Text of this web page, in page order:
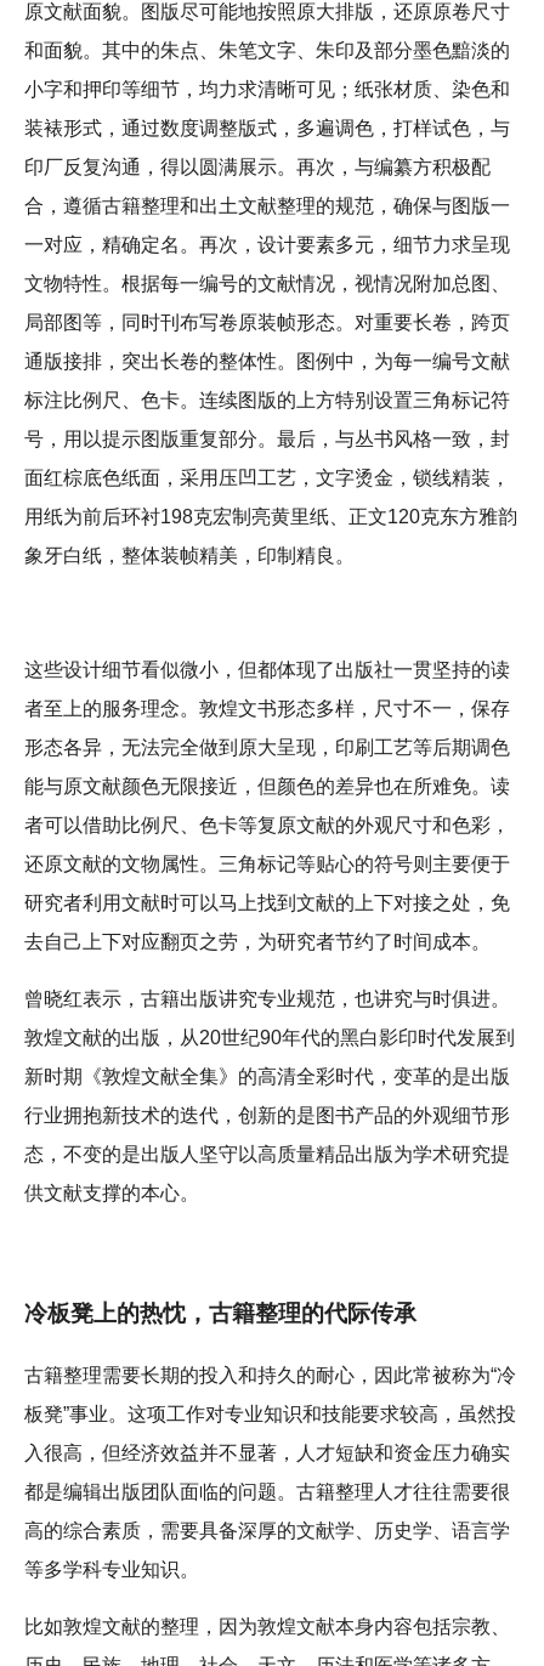
原文献面貌。图版尽可能地按照原大排版，还原原卷尺寸
和面貌。其中的朱点、朱笔文字、朱印及部分墨色黯淡的
小字和押印等细节，均力求清晰可见；纸张材质、染色和
装裱形式，通过数度调整版式，多遍调色，打样试色，与
印厂反复沟通，得以圆满展示。再次，与编纂方积极配
合，遵循古籍整理和出土文献整理的规范，确保与图版一
一对应，精确定名。再次，设计要素多元，细节力求呈现
文物特性。根据每一编号的文献情况，视情况附加总图、
局部图等，同时刊布写卷原装帧形态。对重要长卷，跨页
通版接排，突出长卷的整体性。图例中，为每一编号文献
标注比例尺、色卡。连续图版的上方特别设置三角标记符
号，用以提示图版重复部分。最后，与丛书风格一致，封
面红棕底色纸面，采用压凹工艺，文字烫金，锁线精装，
用纸为前后环衬198克宏制亮黄里纸、正文120克东方雅韵
象牙白纸，整体装帧精美，印制精良。
这些设计细节看似微小，但都体现了出版社一贯坚持的读
者至上的服务理念。敦煌文书形态多样，尺寸不一，保存
形态各异，无法完全做到原大呈现，印刷工艺等后期调色
能与原文献颜色无限接近，但颜色的差异也在所难免。读
者可以借助比例尺、色卡等复原文献的外观尺寸和色彩，
还原文献的文物属性。三角标记等贴心的符号则主要便于
研究者利用文献时可以马上找到文献的上下对接之处，免
去自己上下对应翻页之劳，为研究者节约了时间成本。
曾晓红表示，古籍出版讲究专业规范，也讲究与时俱进。
敦煌文献的出版，从20世纪90年代的黑白影印时代发展到
新时期《敦煌文献全集》的高清全彩时代，变革的是出版
行业拥抱新技术的迭代，创新的是图书产品的外观细节形
态，不变的是出版人坚守以高质量精品出版为学术研究提
供文献支撑的本心。
冷板凳上的热忱，古籍整理的代际传承
古籍整理需要长期的投入和持久的耐心，因此常被称为“冷
板凳”事业。这项工作对专业知识和技能要求较高，虽然投
入很高，但经济效益并不显著，人才短缺和资金压力确实
都是编辑出版团队面临的问题。古籍整理人才往往需要很
高的综合素质，需要具备深厚的文献学、历史学、语言学
等多学科专业知识。
比如敦煌文献的整理，因为敦煌文献本身内容包括宗教、